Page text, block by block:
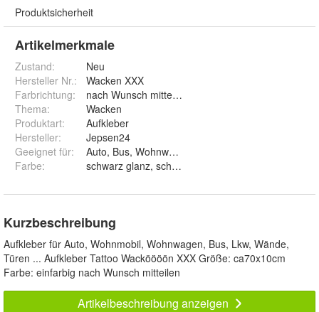
Produktsicherheit
Artikelmerkmale
Zustand:
Neu
Hersteller Nr.:
Wacken XXX
Farbrichtung:
nach Wunsch mitteilen
Thema:
Wacken
Produktart:
Aufkleber
Hersteller:
Jepsen24
Geeignet für:
Auto, Bus, Wohnwagen, Wand, Fenster
Farbe:
Kurzbeschreibung
Aufkleber für Auto, Wohnmobil, Wohnwagen, Bus, Lkw, Wände,
Türen ... Aufkleber Tattoo Wacköööön XXX Größe: ca70x10cm
Farbe: einfarbig nach Wunsch mitteilen
Artikelbeschreibung anzeigen